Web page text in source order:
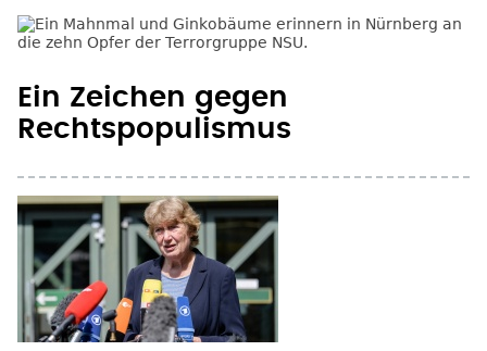
Ein Zeichen gegen
Rechtspopulismus